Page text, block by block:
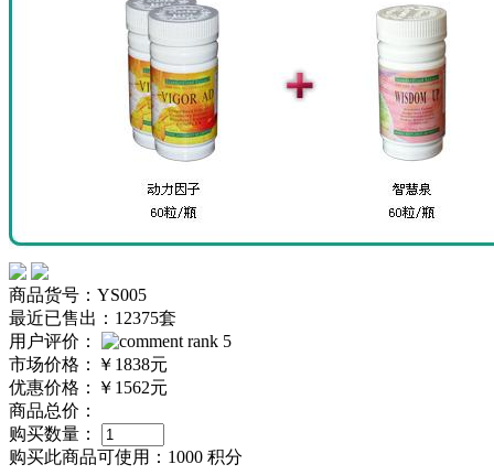
商品货号：YS005
最近已售出：12375套
用户评价：
市场价格：
￥1838元
优惠价格：
￥1562元
商品总价：
购买数量：
购买此商品可使用： 1000 积分